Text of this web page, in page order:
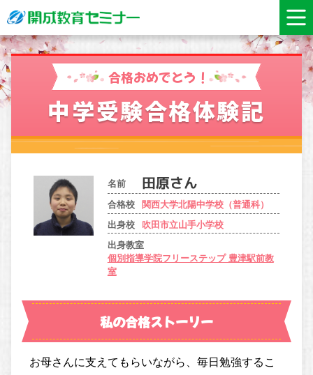
合格おめでとう！
中学受験合格体験記
名前
合格校
関西大学北陽中学校（普通科）
出身校
吹田市立山手小学校
出身教室
個別指導学院フリーステップ 豊津駅前教
室
私の合格ストーリー
お母さんに支えてもらいながら、毎日勉強するこ